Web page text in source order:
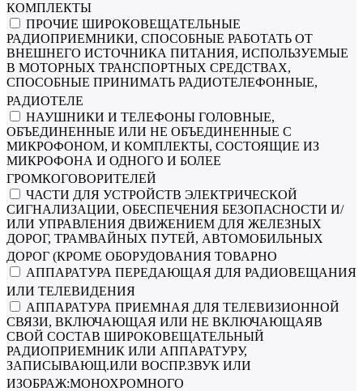
КОМПЛЕКТЫ
ПРОЧИЕ ШИРОКОВЕЩАТЕЛЬНЫЕ
РАДИОПРИЕМНИКИ, СПОСОБНЫЕ РАБОТАТЬ ОТ
ВНЕШНЕГО ИСТОЧНИКА ПИТАНИЯ, ИСПОЛЬЗУЕМЫЕ
В МОТОРНЫХ ТРАНСПОРТНЫХ СРЕДСТВАХ,
СПОСОБНЫЕ ПРИНИМАТЬ РАДИОТЕЛЕФОННЫЕ,
РАДИОТЕЛЕ
НАУШНИКИ И ТЕЛЕФОНЫ ГОЛОВНЫЕ,
ОБЪЕДИНЕННЫЕ ИЛИ НЕ ОБЪЕДИНЕННЫЕ С
МИКРОФОНОМ, И КОМПЛЕКТЫ, СОСТОЯЩИЕ ИЗ
МИКРОФОНА И ОДНОГО И БОЛЕЕ
ГРОМКОГОВОРИТЕЛЕЙ
ЧАСТИ ДЛЯ УСТРОЙСТВ ЭЛЕКТРИЧЕСКОЙ
СИГНАЛИЗАЦИИ, ОБЕСПЕЧЕНИЯ БЕЗОПАСНОСТИ И/
ИЛИ УПРАВЛЕНИЯ ДВИЖЕНИЕМ ДЛЯ ЖЕЛЕЗНЫХ
ДОРОГ, ТРАМВАЙНЫХ ПУТЕЙ, АВТОМОБИЛЬНЫХ
ДОРОГ (КРОМЕ ОБОРУДОВАНИЯ ТОВАРНО
АППАРАТУРА ПЕРЕДАЮЩАЯ ДЛЯ РАДИОВЕЩАНИЯ
ИЛИ ТЕЛЕВИДЕНИЯ
АППАРАТУРА ПРИЕМНАЯ ДЛЯ ТЕЛЕВИЗИОННОЙ
СВЯЗИ, ВКЛЮЧАЮЩАЯ ИЛИ НЕ ВКЛЮЧАЮЩАЯВ
СВОЙ СОСТАВ ШИРОКОВЕЩАТЕЛЬНЫЙ
РАДИОПРИЕМНИК ИЛИ АППАРАТУРУ,
ЗАПИСЫВАЮЩ.ИЛИ ВОСПР.ЗВУК ИЛИ
ИЗОБРАЖ:МОНОХРОМНОГО